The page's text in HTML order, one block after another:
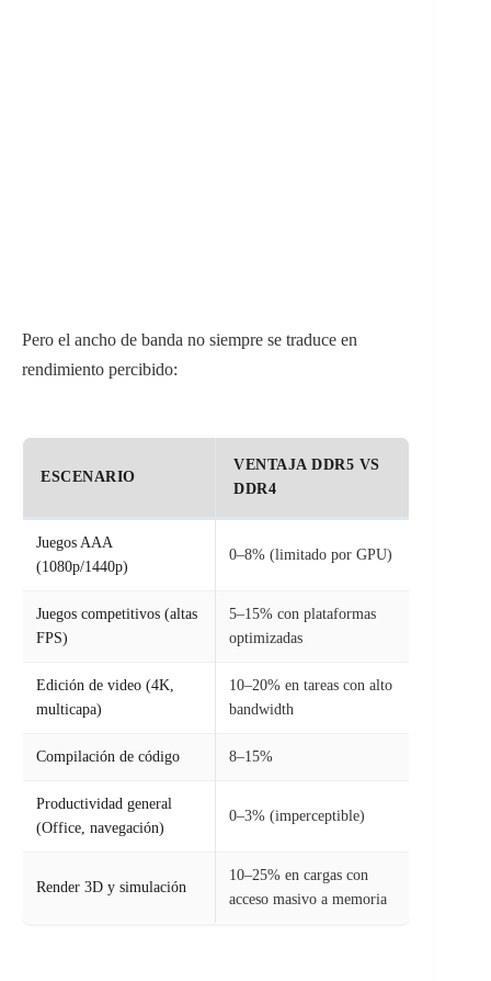
Pero el ancho de banda no siempre se traduce en
rendimiento percibido:
ESCENARIO
VENTAJA DDR5 VS
DDR4
Juegos AAA
(1080p/1440p)
0–8% (limitado por GPU)
Juegos competitivos (altas
FPS)
5–15% con plataformas
optimizadas
Edición de video (4K,
multicapa)
10–20% en tareas con alto
bandwidth
Compilación de código 8–15%
Productividad general
(Office, navegación)
0–3% (imperceptible)
Render 3D y simulación
10–25% en cargas con
acceso masivo a memoria